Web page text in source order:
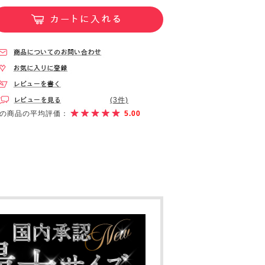
(3件)
商品の平均評価：
5.00